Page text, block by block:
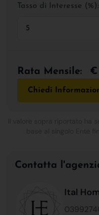
Tasso di Interesse (%):
Rata Mensile: €
Chiedi
Contatta
Ital